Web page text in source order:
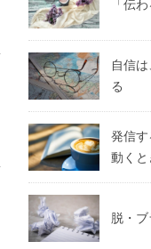
「伝
自信
る
発信
動くと
脱・